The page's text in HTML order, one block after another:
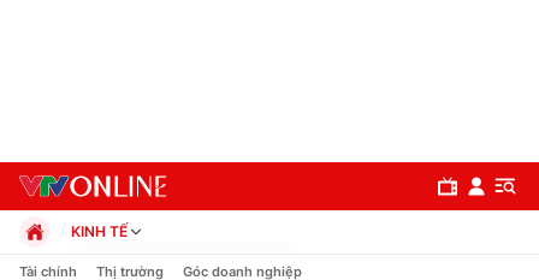
KINH TẾ
Chính trị
Tài chính Thị trường Góc doanh nghiệp